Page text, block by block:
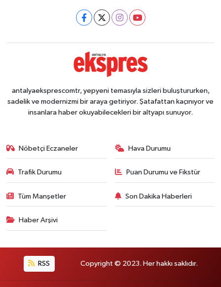
antalyaeksprescomtr, yepyeni temasıyla sizleri buluştururken,
sadelik ve modernizmi bir araya getiriyor. Şatafattan kaçınıyor ve
insanlara haber okuyabilecekleri bir altyapı sunuyor.
Nöbetçi Eczaneler Hava Durumu
Trafik Durumu Puan Durumu ve Fikstür
Tüm Manşetler Son Dakika Haberleri
Haber Arşivi
RSS Copyright © 2023. Her hakkı saklıdır.